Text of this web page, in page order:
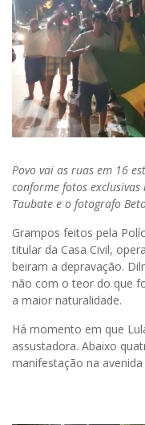
Povo vai as ruas em 16
conforme fotos
Taubate e o fotografo
Grampos feitos pela
titular da Casa Civil,
beiram a depravação.
não com o teor do que
a maior naturalidade.
Há momento em que
assustadora. Abaixo
manifestação na